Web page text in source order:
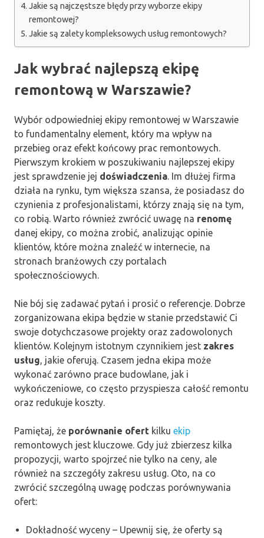
Jakie są najczęstsze błędy przy wyborze ekipy
remontowej?
Jakie są zalety kompleksowych usług remontowych?
Jak wybrać najlepszą ekipę
remontową w Warszawie?
Wybór odpowiedniej ekipy remontowej w Warszawie
to fundamentalny element, który ma wpływ na
przebieg oraz efekt końcowy prac remontowych.
Pierwszym krokiem w poszukiwaniu najlepszej ekipy
jest sprawdzenie jej doświadczenia. Im dłużej firma
działa na rynku, tym większa szansa, że posiadasz do
czynienia z profesjonalistami, którzy znają się na tym,
co robią. Warto również zwrócić uwagę na renomę
danej ekipy, co można zrobić, analizując opinie
klientów, które można znaleźć w internecie, na
stronach branżowych czy portalach
społecznościowych.
Nie bój się zadawać pytań i prosić o referencje. Dobrze
zorganizowana ekipa będzie w stanie przedstawić Ci
swoje dotychczasowe projekty oraz zadowolonych
klientów. Kolejnym istotnym czynnikiem jest zakres
usług, jakie oferują. Czasem jedna ekipa może
wykonać zarówno prace budowlane, jak i
wykończeniowe, co często przyspiesza całość remontu
oraz redukuje koszty.
Pamiętaj, że porównanie ofert kilku ekip
remontowych jest kluczowe. Gdy już zbierzesz kilka
propozycji, warto spojrzeć nie tylko na ceny, ale
również na szczegóły zakresu usług. Oto, na co
zwrócić szczególną uwagę podczas porównywania
ofert:
Dokładność wyceny – Upewnij się, że oferty są